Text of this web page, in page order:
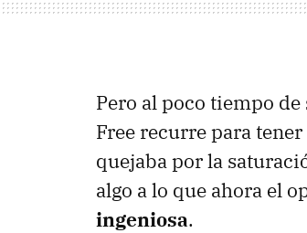
Pero al poco tiempo
Free recurre para
quejaba por la
algo a lo que ahora el
ingeniosa.